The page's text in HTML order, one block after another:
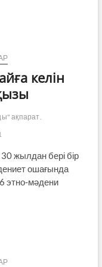
келін
ақпарат.
жылдан бері бір
ошағында
этно-мәдени